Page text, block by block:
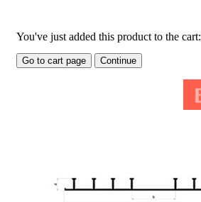
You've just added this product to the cart:
Go to cart page Continue